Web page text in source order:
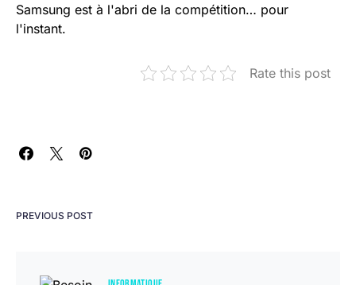
Samsung est à l'abri de la compétition… pour
l'instant.
Rate this post
PREVIOUS POST